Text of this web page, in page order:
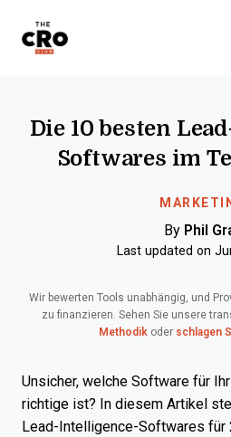
Die 10 besten
Softwares im
By Phil
Last updated on
Wir bewerten Tools unabhängig, und
zu finanzieren. Sehen Sie unsere
Methodikoder schlagen
Unsicher, welche Software für
richtige ist? In diesem Artikel
Lead-Intelligence-Softwares für